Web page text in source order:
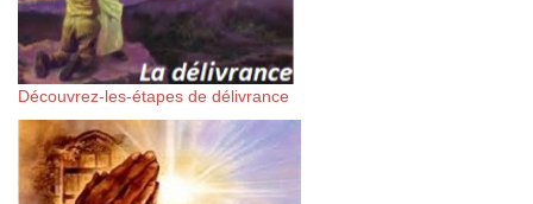
Découvrez-les-étapes de délivrance